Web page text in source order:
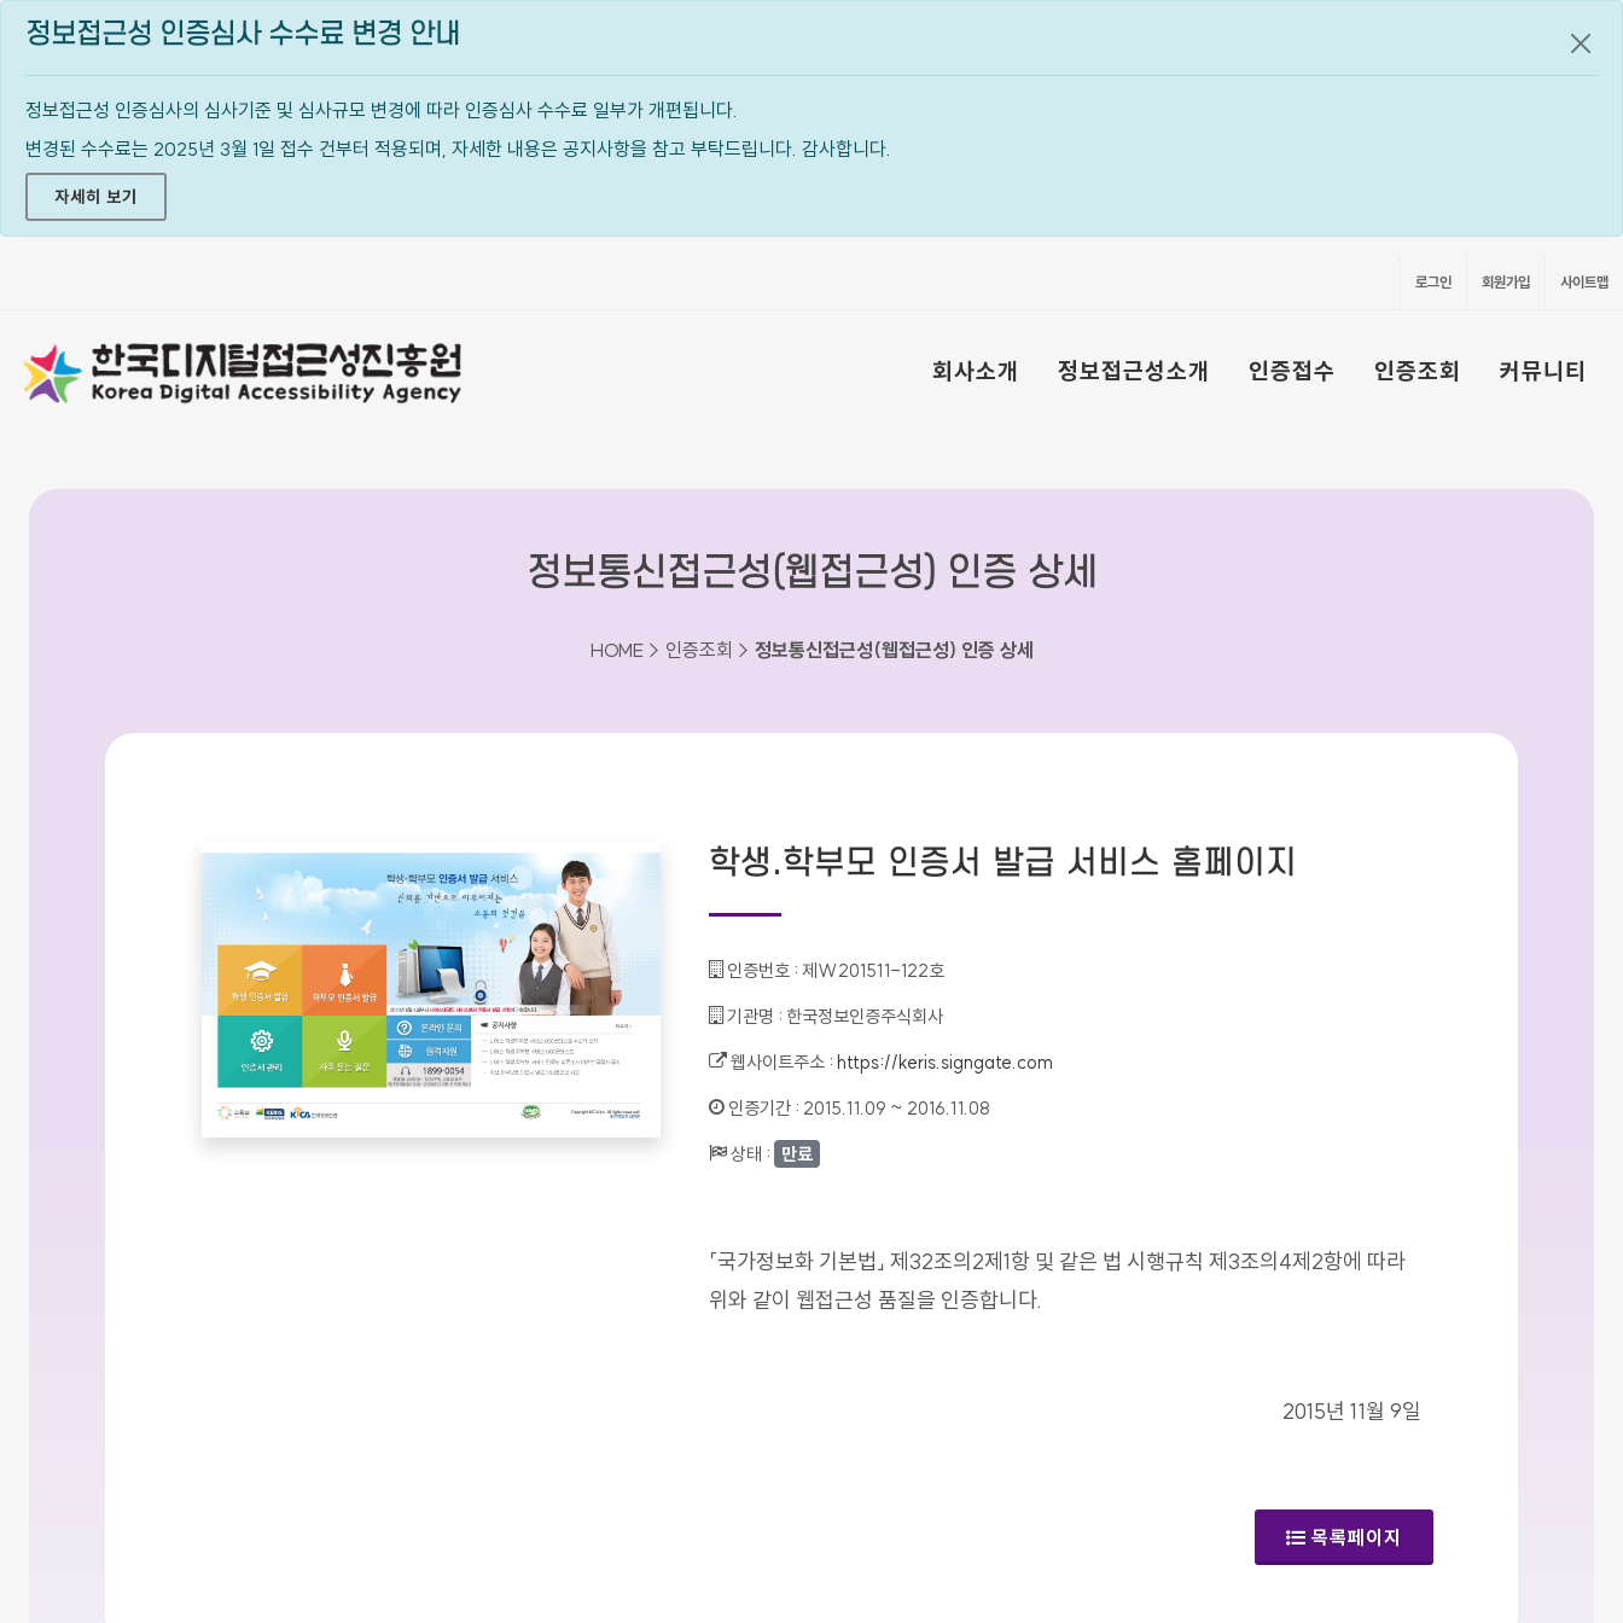
정보접근성 인증심사 수수료 변경 안내
정보접근성 인증심사의 심사기준 및 심사규모 변경에 따라 인증심사 수수료 일부가 개편됩니다.
변경된 수수료는 2025년 3월 1일 접수 건부터 적용되며, 자세한 내용은 공지사항을 참고 부탁드립니다. 감사합니다.
자세히 보기
공지
로그인 회원가입 사이트맵
회사소개 정보접근성소개 인증접수 인증조회 커뮤니티
정보통신접근성(웹접근성) 인증 상세
HOME > 인증조회 > 정보통신접근성(웹접근성) 인증 상세
학생.학부모 인증서 발급 서비스 홈페이지
인증번호 :제W201511-122호
기관명 : 한국정보인증주식회사
웹사이트주소 :https://keris.signgate.com
인증기간 : 2015.11.09 ~ 2016.11.08
상태 : 만료
「국가정보화 기본법」 제32조의2제1항 및 같은 법 시행규칙 제3조의4제2항에 따라
위와 같이 웹접근성 품질을 인증합니다.
2015년 11월 9일
목록페이지